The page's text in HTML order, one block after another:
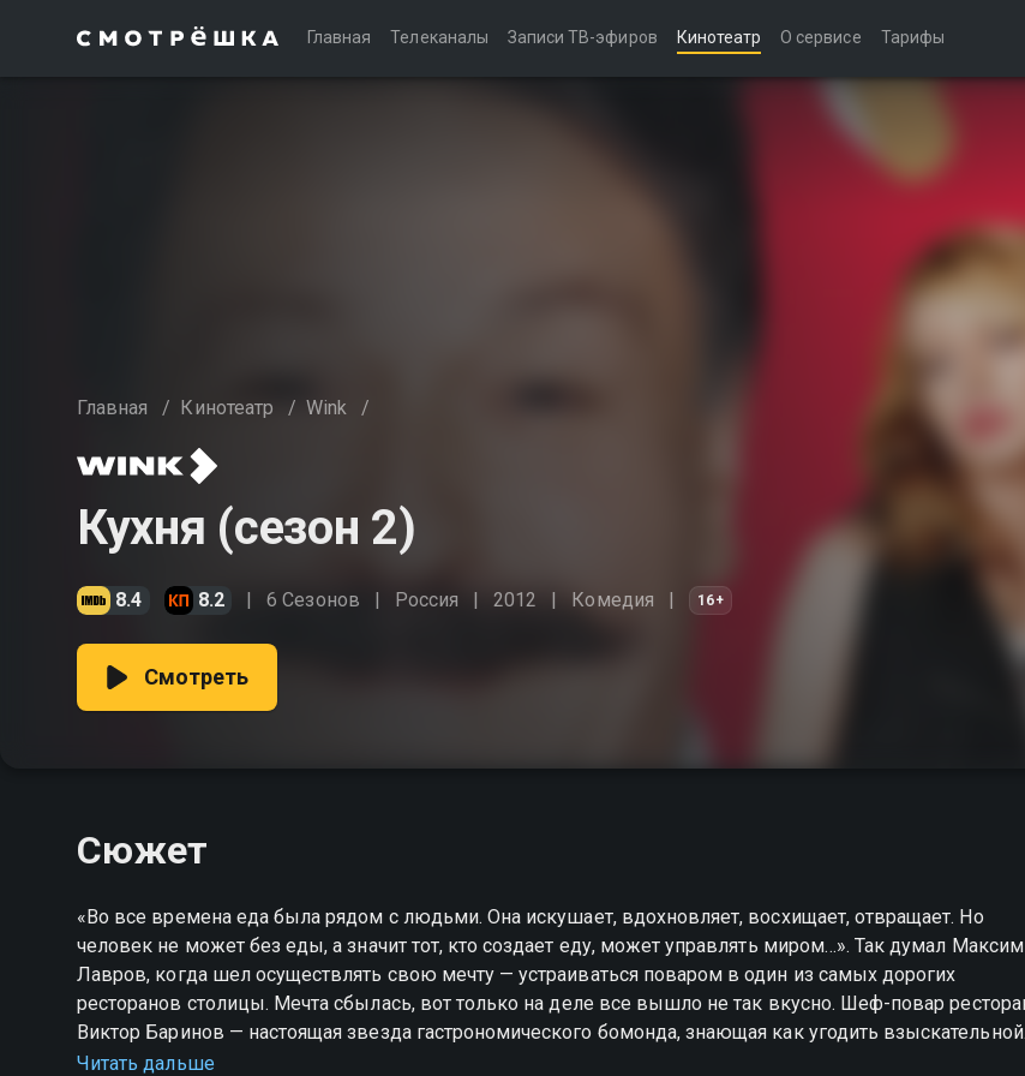
Главная Телеканалы Записи ТВ-эфиров Кинотеатр О сервисе Тарифы
Главная / Кинотеатр / Wink /
Кухня (сезон 2)
8.4 8.2 6 Сезонов Россия 2012 Комедия 16+
Смотреть
Сюжет
«Во все времена еда была рядом с людьми. Она искушает, вдохновляет, восхищает, отвращает. Но
человек не может без еды, а значит тот, кто создает еду, может управлять миром…». Так думал Максим
Лавров, когда шел осуществлять свою мечту — устраиваться поваром в один из самых дорогих
ресторанов столицы. Мечта сбылась, вот только на деле все вышло не так вкусно. Шеф-повар ресторана
Виктор Баринов — настоящая звезда гастрономического бомонда, знающая как угодить взыскательной
публике. Оборотная сторона этого идеального образа — злоупотребление алкоголем, страсть к азартным
Читать дальше